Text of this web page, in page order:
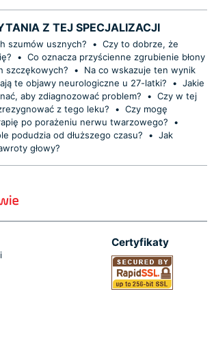
Z TEJ SPECJALIZACJI
szumów usznych? • Czy to dobrze, że
• Co oznacza przyścienne zgrubienie błony
szczękowych?
•
Na co wskazuje ten wynik
te objawy neurologiczne u 27-latki? • Jakie
aby zdiagnozować problem?
• Czy w tej
z tego leku?
• Czy mogę
po porażeniu nerwu twarzowego?
•
podudzia od dłuższego czasu?
• Jak
głowy?
Certyfikaty